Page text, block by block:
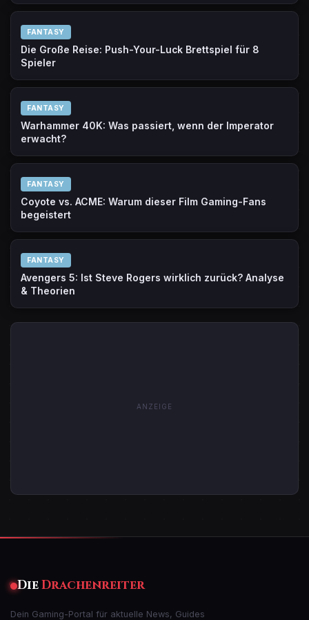
FANTASY
Die Große Reise: Push-Your-Luck Brettspiel für 8
Spieler
FANTASY
Warhammer 40K: Was passiert, wenn der Imperator
erwacht?
FANTASY
Coyote vs. ACME: Warum dieser Film Gaming-Fans
begeistert
FANTASY
Avengers 5: Ist Steve Rogers wirklich zurück? Analyse
& Theorien
ANZEIGE
DieDrachenreiter
Dein Gaming-Portal für aktuelle News, Guides